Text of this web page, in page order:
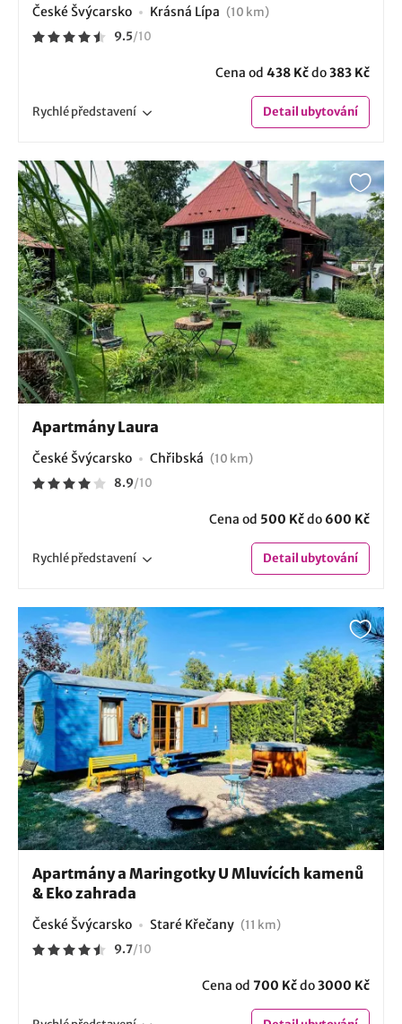
České Švýcarsko Krásná Lípa (10 km)
9.5/10
Cena od 438 Kčdo383 Kč
Rychlépředstavení Detailubytování
Apartmány Laura
České Švýcarsko Chřibská (10 km)
8.9/10
Cena od 500 Kčdo 600 Kč
Rychlépředstavení Detailubytování
Apartmány a Maringotky U Mluvících kamenů
& Eko zahrada
České Švýcarsko Staré Křečany (11 km)
9.7/10
Cena od 700 Kčdo3000 Kč